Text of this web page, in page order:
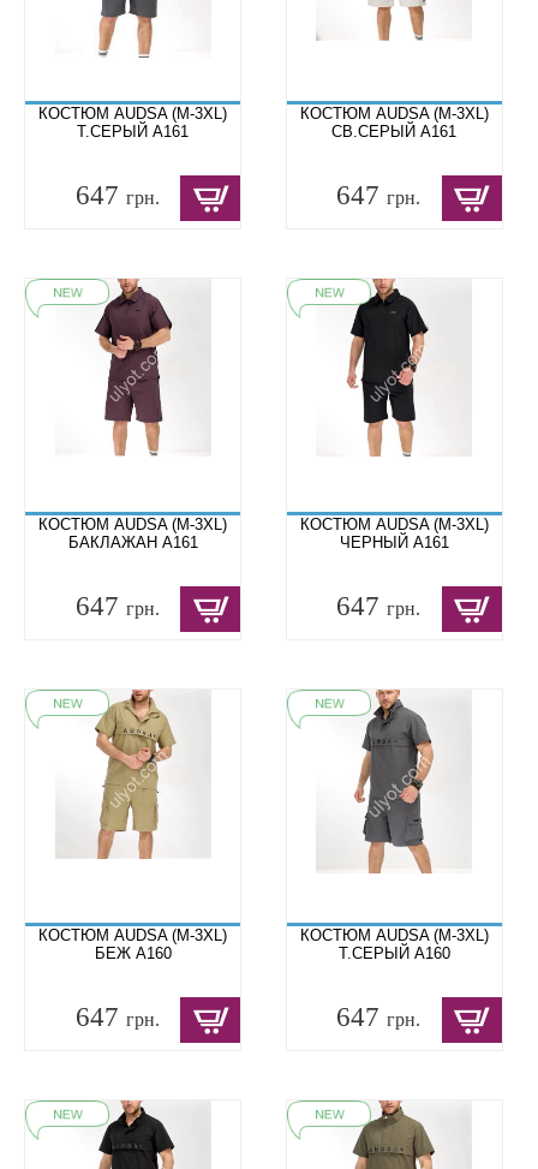
КОСТЮМ AUDSA (M-3XL)
Т.СЕРЫЙ A161
647 грн.
КОСТЮМ AUDSA (M-3XL)
СВ.СЕРЫЙ A161
647грн.
КОСТЮМ AUDSA (M-3XL)
БАКЛАЖАН A161
647 грн.
КОСТЮМ AUDSA (M-3XL)
ЧЕРНЫЙ A161
647грн.
КОСТЮМ AUDSA (M-3XL)
БЕЖ A160
647 грн.
КОСТЮМ AUDSA (M-3XL)
Т.СЕРЫЙ A160
647грн.